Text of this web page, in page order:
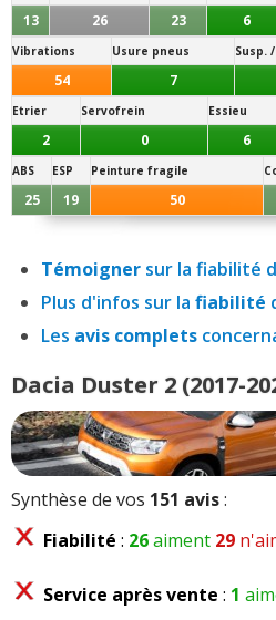
13 26 23 6
Vibrations Usure pneus Susp.
54 7
Etrier Servofrein Essieu
2 0 6
ABS ESP Peinture fragile
25 19 50
Témoigner sur la fiabilité
Plus d'infos sur la fiabilité
Les avis complets
Dacia Duster 2 (2017-
Synthèse de vos 151 avis:
Fiabilité : 26aiment 29
Service après vente : 1